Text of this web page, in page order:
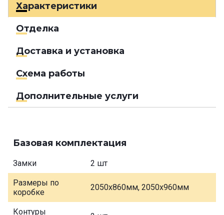
Характеристики
Отделка
Доставка и установка
Схема работы
Дополнительные услуги
Базовая комплектация
Замки 2 шт
Размеры по
коробке
2050х860мм, 2050х960мм
Контуры